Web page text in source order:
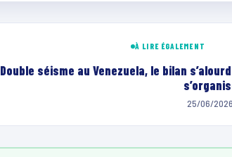
À LIRE ÉGALEMENT
Double séisme au Venezuela, le bilan
25/06/2026